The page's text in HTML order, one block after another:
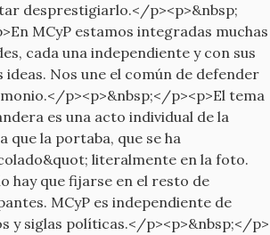
desprestigiarlo.</p><p>&nbsp;
MCyP estamos integradas muchas
cada una independiente y con sus
ideas. Nos une el común de defender
p><p>&nbsp;</p><p>El tema
es una acto individual de la
que la portaba, que se ha
literalmente en la foto.
hay que fijarse en el resto de
MCyP es independiente de
y siglas políticas.</p><p>&nbsp;</p>